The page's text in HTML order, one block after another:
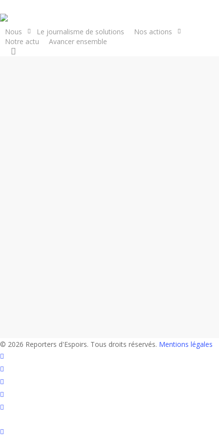
to
main
content
Nous Le journalisme de solutions
Nos actions
Notre actu
Avancer ensemble
© 2026 Reporters d'Espoirs. Tous droits réservés. Mentions légales
twitter
facebook
linkedin
youtube
flickr